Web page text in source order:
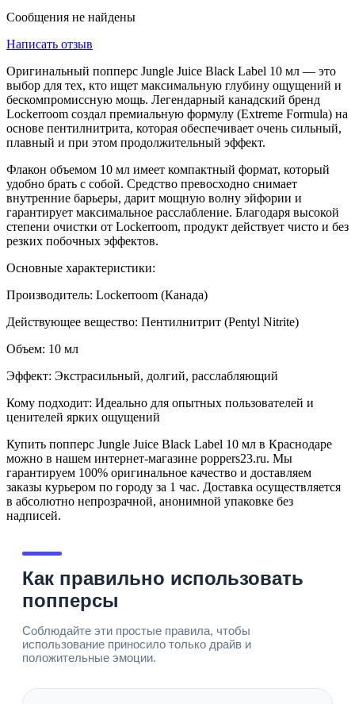
Сообщения не найдены
Написать отзыв
Оригинальный попперс Jungle Juice Black Label 10 мл — это
выбор для тех, кто ищет максимальную глубину ощущений и
бескомпромиссную мощь. Легендарный канадский бренд
Lockerroom создал премиальную формулу (Extreme Formula) на
основе пентилнитрита, которая обеспечивает очень сильный,
плавный и при этом продолжительный эффект.
Флакон объемом 10 мл имеет компактный формат, который
удобно брать с собой. Средство превосходно снимает
внутренние барьеры, дарит мощную волну эйфории и
гарантирует максимальное расслабление. Благодаря высокой
степени очистки от Lockerroom, продукт действует чисто и без
резких побочных эффектов.
Основные характеристики:
Производитель: Lockerroom (Канада)
Действующее вещество: Пентилнитрит (Pentyl Nitrite)
Объем: 10 мл
Эффект: Экстрасильный, долгий, расслабляющий
Кому подходит: Идеально для опытных пользователей и
ценителей ярких ощущений
Купить попперс Jungle Juice Black Label 10 мл в Краснодаре
можно в нашем интернет-магазине poppers23.ru. Мы
гарантируем 100% оригинальное качество и доставляем
заказы курьером по городу за 1 час. Доставка осуществляется
в абсолютно непрозрачной, анонимной упаковке без
надписей.
Как правильно использовать
попперсы
Соблюдайте эти простые правила, чтобы
использование приносило только драйв и
положительные эмоции.